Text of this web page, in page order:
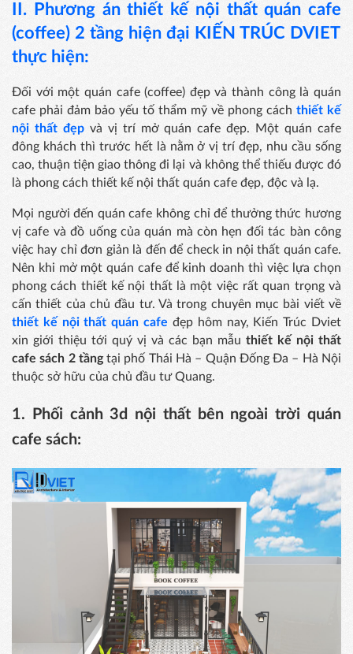
II. Phương án thiết kế nội thất quán cafe
(coffee) 2 tầng hiện đại KIẾN TRÚC DVIET
thực hiện:
Đối với một quán cafe (coffee) đẹp và thành công là quán
cafe phải đảm bảo yếu tố thẩm mỹ về phong cách thiết kế
nội thất đẹpvà vị trí mở quán cafe đẹp. Một quán cafe
đông khách thì trước hết là nằm ở vị trí đẹp, nhu cầu sống
cao, thuận tiện giao thông đi lại và không thể thiếu được đó
là phong cách thiết kế nội thất quán cafe đẹp, độc và lạ.
Mọi người đến quán cafe không chỉ để thưởng thức hương
vị cafe và đồ uống của quán mà còn hẹn đối tác bàn công
việc hay chỉ đơn giản là đến để check in nội thất quán cafe.
Nên khi mở một quán cafe để kinh doanh thì việc lựa chọn
phong cách thiết kế nội thất là một việc rất quan trọng và
cấn thiết của chủ đầu tư. Và trong chuyên mục bài viết về
thiết kế nội thất quán cafe đẹp hôm nay, Kiến Trúc Dviet
xin giới thiệu tới quý vị và các bạn mẫu thiết kế nội thất
cafe sách 2 tầngtại phố Thái Hà – Quận Đống Đa – Hà Nội
thuộc sở hữu của chủ đầu tư Quang.
1. Phối cảnh 3d nội thất bên ngoài trời quán
cafe sách: